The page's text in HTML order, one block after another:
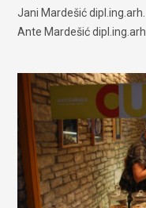
Jani Mardešić dipl.ing.arh.
Ante Mardešić dipl.ing.arh.